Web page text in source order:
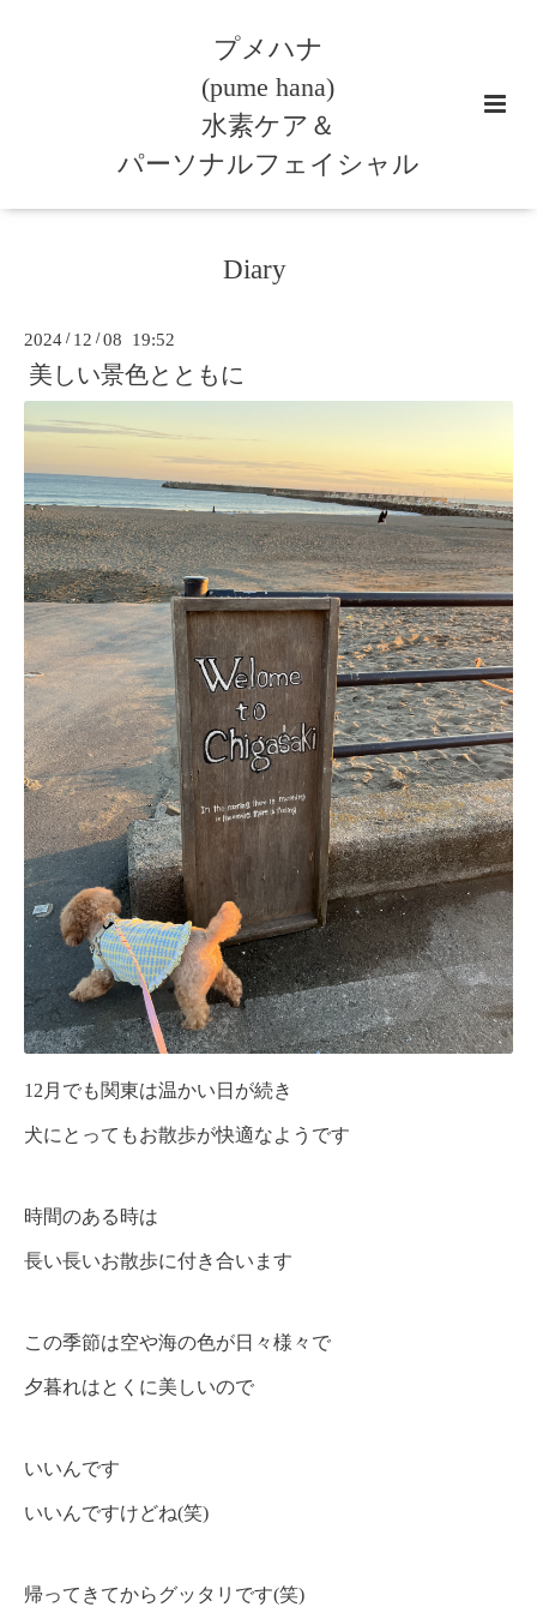
プメハナ
(pume hana)
水素ケア＆
パーソナルフェイシャル
Diary
2024 / 12 /08 19:52
美しい景色とともに
12月でも関東は温かい日が続き
犬にとってもお散歩が快適なようです
時間のある時は
長い長いお散歩に付き合います
この季節は空や海の色が日々様々で
夕暮れはとくに美しいので
いいんです
いいんですけどね(笑)
帰ってきてからグッタリです(笑)